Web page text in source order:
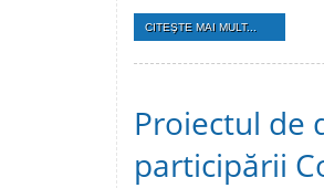
CITEŞTE MAI MULT...
Proiectul de
participării